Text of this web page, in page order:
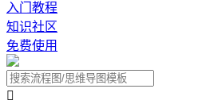
入门教程
知识社区
免费使用
